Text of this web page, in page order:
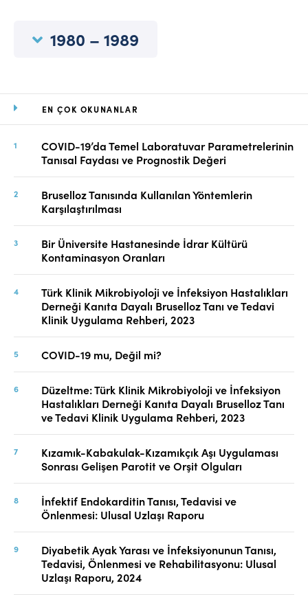
EN ÇOK OKUNANLAR
COVID-19’da Temel Laboratuvar Parametrelerinin
Tanısal Faydası ve Prognostik Değeri
Bruselloz Tanısında Kullanılan Yöntemlerin
Karşılaştırılması
Bir Üniversite Hastanesinde İdrar Kültürü
Kontaminasyon Oranları
Türk Klinik Mikrobiyoloji ve İnfeksiyon Hastalıkları
Derneği Kanıta Dayalı Bruselloz Tanı ve Tedavi
Klinik Uygulama Rehberi, 2023
COVID-19 mu, Değil mi?
Düzeltme: Türk Klinik Mikrobiyoloji ve İnfeksiyon
Hastalıkları Derneği Kanıta Dayalı Bruselloz Tanı
ve Tedavi Klinik Uygulama Rehberi, 2023
Kızamık-Kabakulak-Kızamıkçık Aşı Uygulaması
Sonrası Gelişen Parotit ve Orşit Olguları
İnfektif Endokarditin Tanısı, Tedavisi ve
Önlenmesi: Ulusal Uzlaşı Raporu
Diyabetik Ayak Yarası ve İnfeksiyonunun Tanısı,
Tedavisi, Önlenmesi ve Rehabilitasyonu: Ulusal
Uzlaşı Raporu, 2024
1980 – 1989